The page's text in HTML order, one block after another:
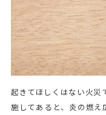
起きてほしくはない火災
施してあると、炎の燃え